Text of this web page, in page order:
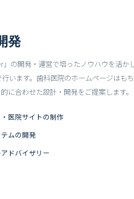
発
の開発・運営で培ったノウハウを活か
います。歯科医院のホームページはも
に合わせた設計・開発をご提案します。
医院サイトの制作
ムの開発
ドバイザリー